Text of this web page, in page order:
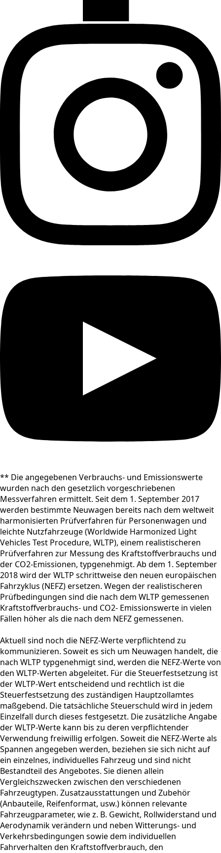
** Die angegebenen Verbrauchs- und Emissionswerte
wurden nach den gesetzlich vorgeschriebenen
Messverfahren ermittelt. Seit dem 1. September 2017
werden bestimmte Neuwagen bereits nach dem weltweit
harmonisierten Prüfverfahren für Personenwagen und
leichte Nutzfahrzeuge (Worldwide Harmonized Light
Vehicles Test Procedure, WLTP), einem realistischeren
Prüfverfahren zur Messung des Kraftstoffverbrauchs und
der CO2-Emissionen, typgenehmigt. Ab dem 1. September
2018 wird der WLTP schrittweise den neuen europäischen
Fahrzyklus (NEFZ) ersetzen. Wegen der realistischeren
Prüfbedingungen sind die nach dem WLTP gemessenen
Kraftstoffverbrauchs- und CO2- Emissionswerte in vielen
Fällen höher als die nach dem NEFZ gemessenen.
Aktuell sind noch die NEFZ-Werte verpflichtend zu
kommunizieren. Soweit es sich um Neuwagen handelt, die
nach WLTP typgenehmigt sind, werden die NEFZ-Werte von
den WLTP-Werten abgeleitet. Für die Steuerfestsetzung ist
der WLTP-Wert entscheidend und rechtlich ist die
Steuerfestsetzung des zuständigen Hauptzollamtes
maßgebend. Die tatsächliche Steuerschuld wird in jedem
Einzelfall durch dieses festgesetzt. Die zusätzliche Angabe
der WLTP-Werte kann bis zu deren verpflichtender
Verwendung freiwillig erfolgen. Soweit die NEFZ-Werte als
Spannen angegeben werden, beziehen sie sich nicht auf
ein einzelnes, individuelles Fahrzeug und sind nicht
Bestandteil des Angebotes. Sie dienen allein
Vergleichszwecken zwischen den verschiedenen
Fahrzeugtypen. Zusatzausstattungen und Zubehör
(Anbauteile, Reifenformat, usw.) können relevante
Fahrzeugparameter, wie z. B. Gewicht, Rollwiderstand und
Aerodynamik verändern und neben Witterungs- und
Verkehrsbedingungen sowie dem individuellen
Fahrverhalten den Kraftstoffverbrauch, den